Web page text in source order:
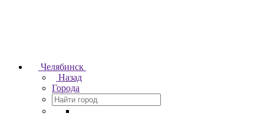
Челябинск
Назад
Города